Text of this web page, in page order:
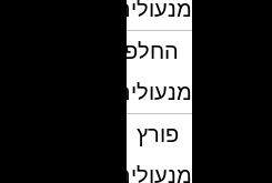
מנעולים
החלפת
מנעולים
פורץ
מנעולים